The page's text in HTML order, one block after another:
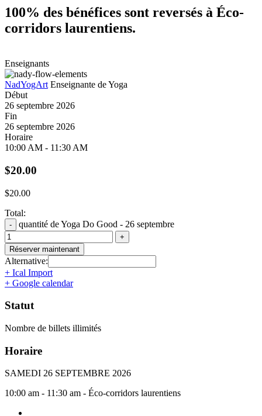
100% des bénéfices sont reversés à Éco-
corridors laurentiens.
Enseignants
NadYogArt Enseignante de Yoga
Début
26 septembre 2026
Fin
26 septembre 2026
Horaire
10:00 AM - 11:30 AM
$20.00
$20.00
Total:
quantité de Yoga Do Good - 26 septembre
Réserver maintenant
Alternative:
+ Ical Import
+ Google calendar
Statut
Nombre de billets illimités
Horaire
SAMEDI 26 SEPTEMBRE 2026
10:00 am - 11:30 am - Éco-corridors laurentiens